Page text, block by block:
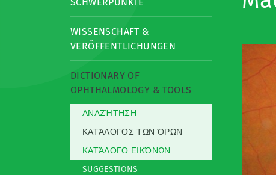
WISSENSCHAFT &
VERÖFFENTLICHUNGEN
DICTIONARY OF
OPHTHALMOLOGY & TOOLS
ΑΝΑΖΉΤΗΣΗ
ΚΑΤΆΛΟΓΟΣ ΤΩΝ ΌΡΩΝ
ΚΑΤΆΛΟΓΟ ΕΙΚΌΝΩΝ
SUGGESTIONS